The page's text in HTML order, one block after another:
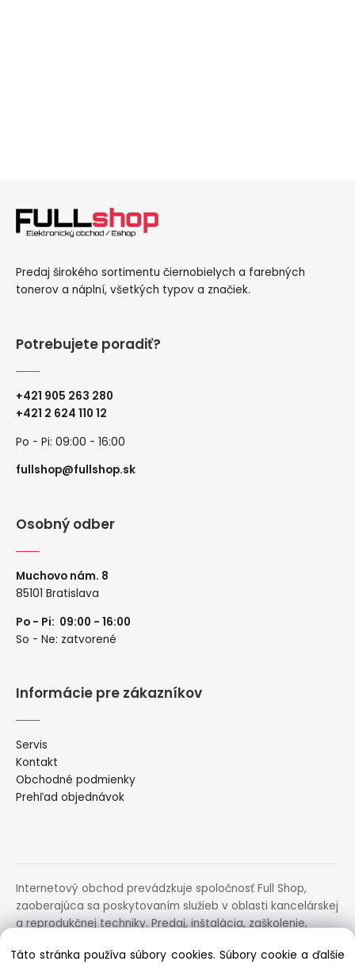
Predaj širokého sortimentu čiernobielych a farebných
tonerov a náplní, všetkých typov a značiek.
Potrebujete poradiť?
+421 905 263 280
+421 2 624 110 12
Po - Pi: 09:00 - 16:00
fullshop@fullshop.sk
Osobný odber
Muchovo nám. 8
85101 Bratislava
Po - Pi: 09:00 - 16:00
So - Ne: zatvorené
Informácie pre zákazníkov
Servis
Kontakt
Obchodné podmienky
Prehľad objednávok
Internetový obchod prevádzkuje spoločnosť Full Shop,
zaoberajúca sa poskytovaním služieb v oblasti kancelárskej
a reprodukčnej techniky. Predaj, inštalácia, zaškolenie,
zariadení.
Táto stránka používa súbory cookies. Súbory cookie a ďalšie